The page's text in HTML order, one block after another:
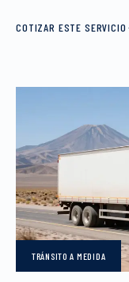
COTIZAR ESTE SERVICIO
TRÁNSITOA MEDIDA